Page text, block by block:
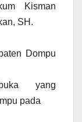
Kisman
SH.
Dompu
yang
pada